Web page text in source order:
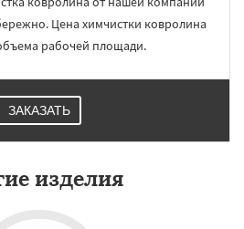
Цена химчистки ковролина
рабочей площади.
ЗАКАЗАТЬ
изделия